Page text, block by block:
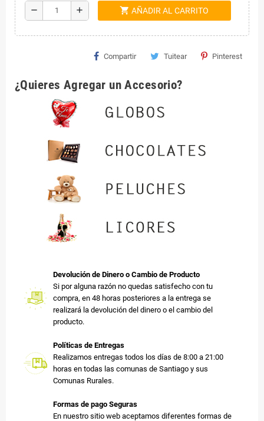
remove add shopping_cart AÑADIR AL CARRITO
Compartir Tuitear Pinterest
¿Quieres Agregar un Accesorio?
Devolución de Dinero o Cambio de Producto
Si por alguna razón no quedas satisfecho con tu
compra, en 48 horas posteriores a la entrega se
realizará la devolución del dinero o el cambio del
producto.
Políticas de Entregas
Realizamos entregas todos los días de 8:00 a 21:00
horas en todas las comunas de Santiago y sus
Comunas Rurales.
Formas de pago Seguras
En nuestro sitio web aceptamos diferentes formas de